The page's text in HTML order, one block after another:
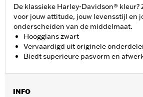
De klassieke Harley-Davidson® kleur?
voor jouw attitude, jouw levensstijl en
onderscheiden van de middelmaat.
Hoogglans zwart
Vervaardigd uit originele
Biedt superieure pasvorm en
INFO